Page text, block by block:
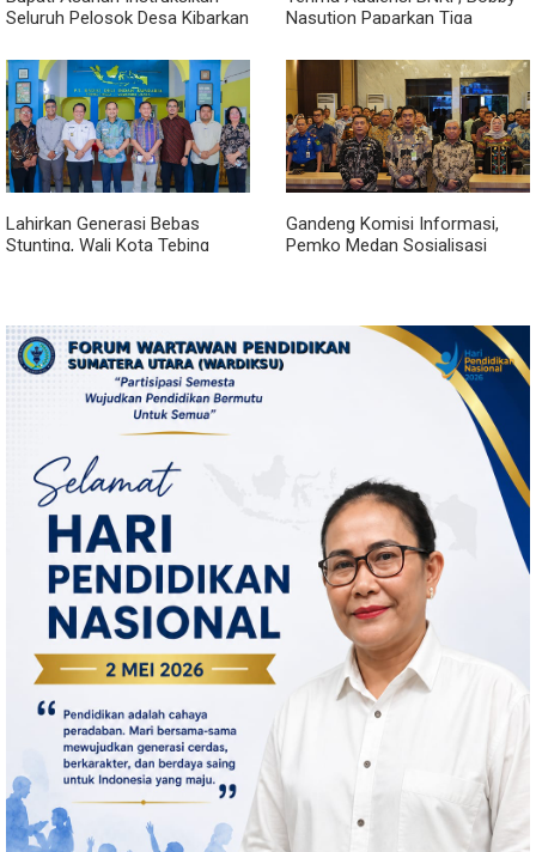
Seluruh Pelosok Desa Kibarkan
Nasution Paparkan Tiga
Kepulauan Nias
Lahirkan Generasi Bebas
Stunting, Wali Kota Tebing
Gandeng Komisi Informasi,
Pemko Medan Sosialisasi